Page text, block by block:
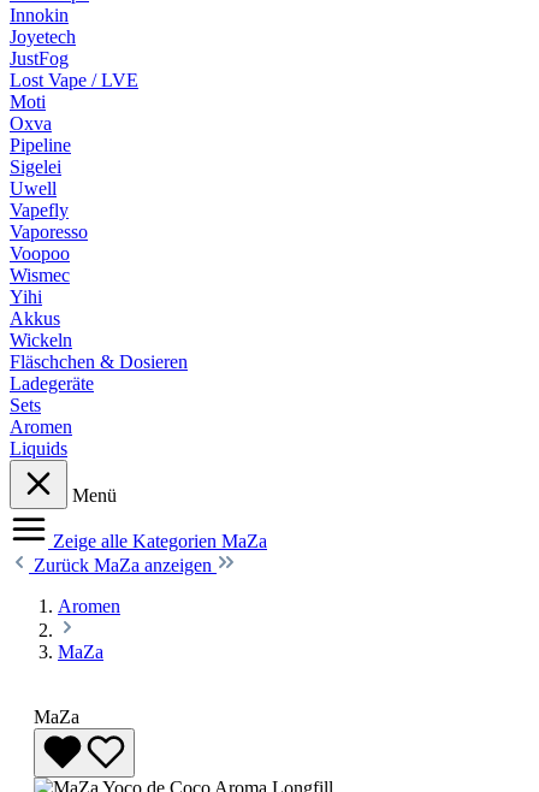
Innokin
Joyetech
JustFog
Lost Vape / LVE
Moti
Oxva
Pipeline
Sigelei
Uwell
Vapefly
Vaporesso
Voopoo
Wismec
Yihi
Akkus
Wickeln
Fläschchen & Dosieren
Ladegeräte
Sets
Aromen
Liquids
Menü
Zeige alle Kategorien MaZa
Zurück MaZa anzeigen
Aromen
MaZa
MaZa